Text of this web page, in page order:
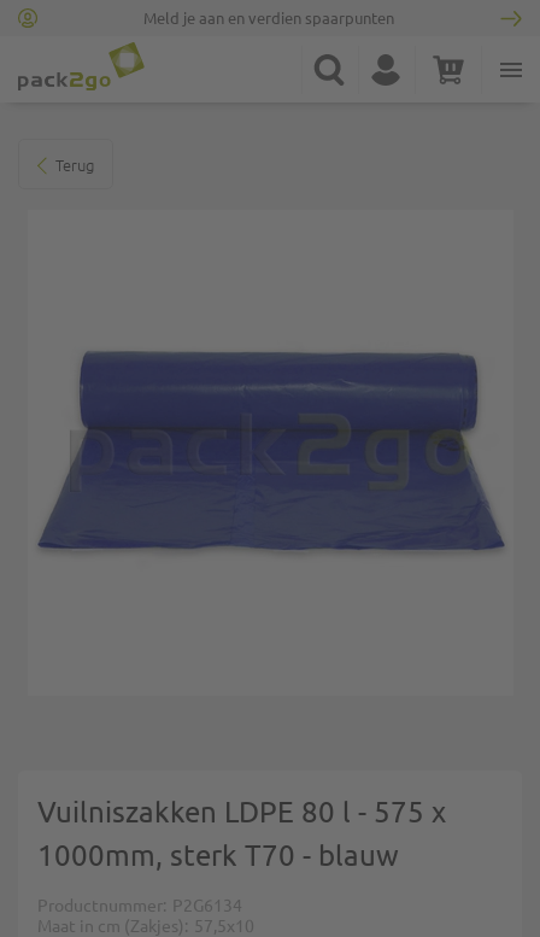
Meld je aan en verdien spaarpunten
Ga naar homepagina
Zoek Account Winkelwagen
Terug
Vuilniszakken LDPE 80 l - 575 x
1000mm, sterk T70 - blauw
Productnummer P2G6134
Maat in cm (Zakjes)
57,5x10